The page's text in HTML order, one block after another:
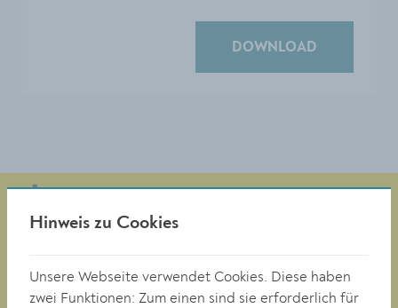
DOWNLOAD
Obere Landstraße 4
A-3500 Krems
Hinweis zu Cookies
Unsere Webseite verwendet Cookies. Diese haben
zwei Funktionen: Zum einen sind sie erforderlich für